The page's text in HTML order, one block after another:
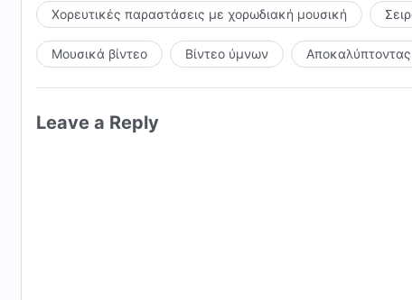
Χορευτικές παραστάσεις με χορωδιακή μουσική
Μουσικά βίντεο Βίντεο ύμνων
Leave a Reply